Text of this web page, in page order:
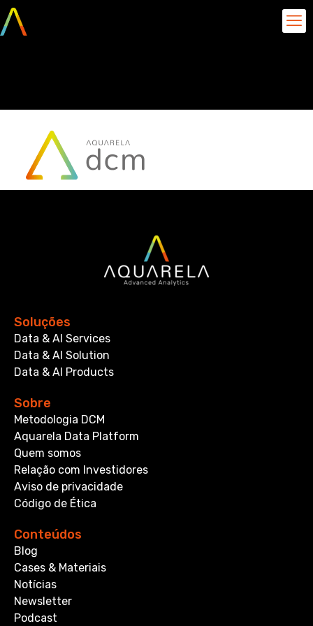
Soluções
Data & AI Services
Data & AI Solution
Data & AI Products
Sobre
Metodologia DCM
Aquarela Data Platform
Quem somos
Relação com Investidores
Aviso de privacidade
Código de Ética
Conteúdos
Blog
Cases & Materiais
Notícias
Newsletter
Podcast